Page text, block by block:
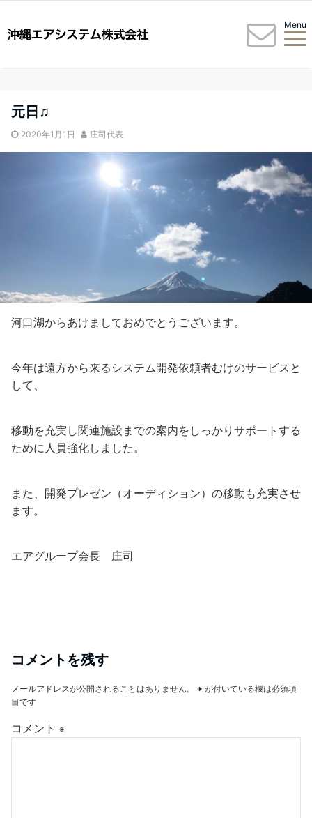
Menu
元日♫
2020年1月1日 庄司代表
河口湖からあけましておめでとうございます。
今年は遠方から来るシステム開発依頼者むけのサービスと
して、
移動を充実し関連施設までの案内をしっかりサポートする
ために人員強化しました。
また、開発プレゼン（オーディション）の移動も充実させ
ます。
エアグループ会長 庄司
コメントを残す
メールアドレスが公開されることはありません。 ※ が付いている欄は必須項
目です
コメント ※